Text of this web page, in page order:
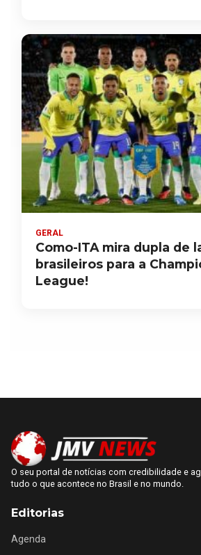
GERAL
Como-ITA mira dupla de
brasileiros para a
League!
O seu portal de notícias com credibilidade e
tudo o que acontece no Brasil e no mundo.
Editorias
Agenda